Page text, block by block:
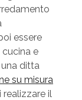
essere
e
ditta
su misura
il